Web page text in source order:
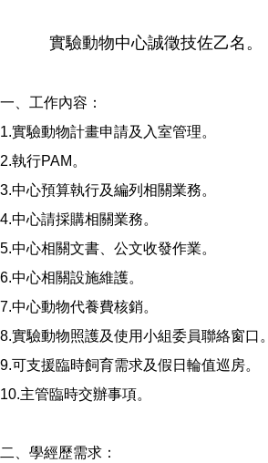
實驗動物中心誠徵技佐乙名。
一、工作內容：
1.實驗動物計畫申請及入室管理。
2.執行PAM。
3.中心預算執行及編列相關業務。
4.中心請採購相關業務。
5.中心相關文書、公文收發作業。
6.中心相關設施維護。
7.中心動物代養費核銷。
8.實驗動物照護及使用小組委員聯絡窗口。
9.可支援臨時飼育需求及假日輪值巡房。
10.主管臨時交辦事項。
二、學經歷需求：